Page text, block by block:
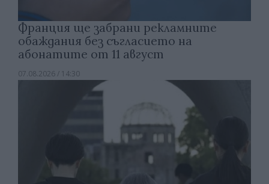
Франция ще забрани рекламните
обаждания без съгласието на
абонатите от 11 август
07.08.2026 / 14:30